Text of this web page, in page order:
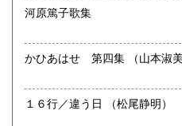
沖縄県 185円
定休日：不定休
書籍の買取について
新潟県内にて出張積極的に買
張料は無料です。20冊以上で
絡願います。
河原篤子歌集
かひあはせ 第四集 （山本
１６行／違う日 （松尾静明）